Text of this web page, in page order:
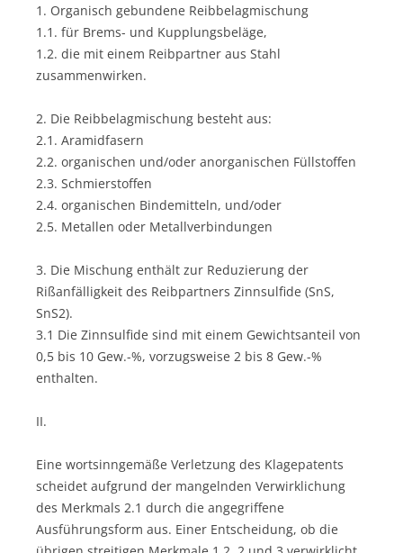
1. Organisch gebundene Reibbelagmischung
1.1. für Brems- und Kupplungsbeläge,
1.2. die mit einem Reibpartner aus Stahl
zusammenwirken.
2. Die Reibbelagmischung besteht aus:
2.1. Aramidfasern
2.2. organischen und/oder anorganischen Füllstoffen
2.3. Schmierstoffen
2.4. organischen Bindemitteln, und/oder
2.5. Metallen oder Metallverbindungen
3. Die Mischung enthält zur Reduzierung der
Rißanfälligkeit des Reibpartners Zinnsulfide (SnS,
SnS2).
3.1 Die Zinnsulfide sind mit einem Gewichtsanteil von
0,5 bis 10 Gew.-%, vorzugsweise 2 bis 8 Gew.-%
enthalten.
II.
Eine wortsinngemäße Verletzung des Klagepatents
scheidet aufgrund der mangelnden Verwirklichung
des Merkmals 2.1 durch die angegriffene
Ausführungsform aus. Einer Entscheidung, ob die